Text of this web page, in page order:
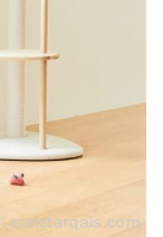
sunstarqais.com